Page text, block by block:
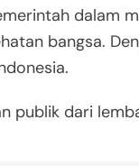
dalam
bangsa.
publik dari